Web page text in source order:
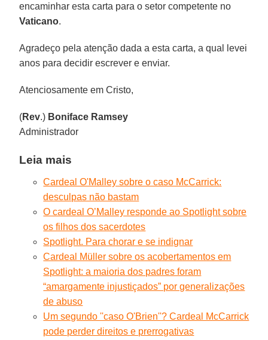
encaminhar esta carta para o setor competente no
Vaticano.
Agradeço pela atenção dada a esta carta, a qual levei
anos para decidir escrever e enviar.
Atenciosamente em Cristo,
(Rev.) Boniface Ramsey
Administrador
Leia mais
Cardeal O'Malley sobre o caso McCarrick:
desculpas não bastam
O cardeal O’Malley responde ao Spotlight sobre
os filhos dos sacerdotes
Spotlight. Para chorar e se indignar
Cardeal Müller sobre os acobertamentos em
Spotlight: a maioria dos padres foram
“amargamente injustiçados” por generalizações
de abuso
Um segundo ''caso O'Brien''? Cardeal McCarrick
pode perder direitos e prerrogativas